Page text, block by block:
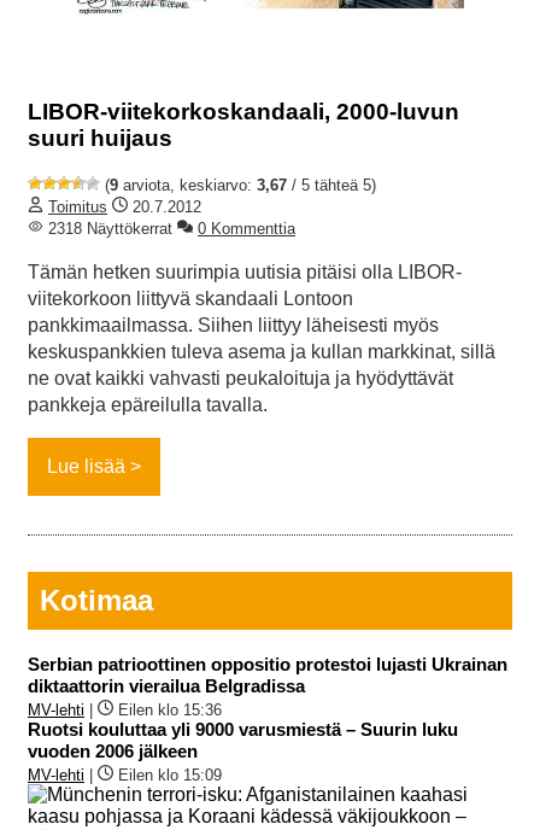
LIBOR-viitekorkoskandaali, 2000-luvun
suuri huijaus
(9 arviota, keskiarvo: 3,67 / 5 tähteä 5)
Toimitus
20.7.2012
2318 Näyttökerrat
0 Kommenttia
Tämän hetken suurimpia uutisia pitäisi olla LIBOR-
viitekorkoon liittyvä skandaali Lontoon
pankkimaailmassa. Siihen liittyy läheisesti myös
keskuspankkien tuleva asema ja kullan markkinat, sillä
ne ovat kaikki vahvasti peukaloituja ja hyödyttävät
pankkeja epäreilulla tavalla.
Lue lisää
Kotimaa
Serbian patrioottinen oppositio protestoi lujasti Ukrainan
diktaattorin vierailua Belgradissa
MV-lehti | Eilen klo 15:36
Ruotsi kouluttaa yli 9000 varusmiestä – Suurin luku
vuoden 2006 jälkeen
MV-lehti | Eilen klo 15:09